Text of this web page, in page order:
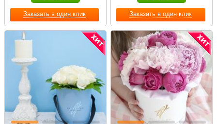
Заказать в один клик Заказать в один клик